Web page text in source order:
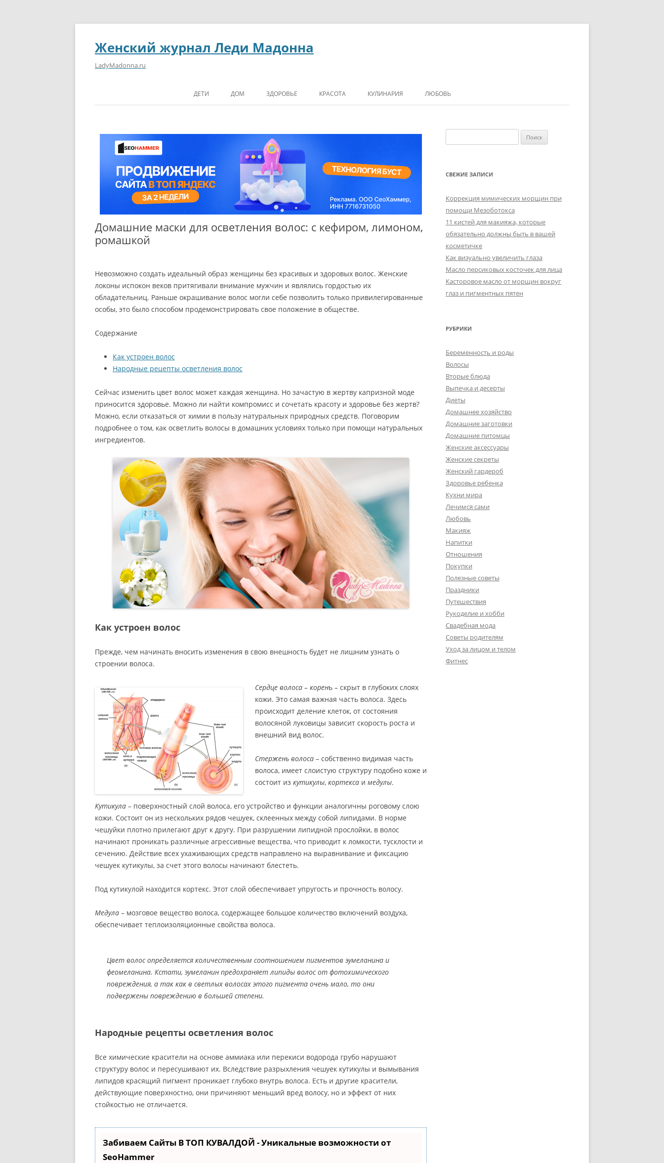
Женский журнал Леди Мадонна
LadyMadonna.ru
ДЕТИ ДОМ ЗДОРОВЬЕ КРАСОТА КУЛИНАРИЯ ЛЮБОВЬ
Домашние маски для осветления волос: с кефиром, лимоном,
ромашкой
Невозможно создать идеальный образ женщины без красивых и здоровых волос. Женские
локоны испокон веков притягивали внимание мужчин и являлись гордостью их
обладательниц. Раньше окрашивание волос могли себе позволить только привилегированные
особы, это было способом продемонстрировать свое положение в обществе.
Содержание
Как устроен волос
Народные рецепты осветления волос
Сейчас изменить цвет волос может каждая женщина. Но зачастую в жертву капризной моде
приносится здоровье. Можно ли найти компромисс и сочетать красоту и здоровье без жертв?
Можно, если отказаться от химии в пользу натуральных природных средств. Поговорим
подробнее о том, как осветлить волосы в домашних условиях только при помощи натуральных
ингредиентов.
Как устроен волос
Прежде, чем начинать вносить изменения в свою внешность будет не лишним узнать о
строении волоса.
Сердце волоса – корень – скрыт в глубоких слоях
кожи. Это самая важная часть волоса. Здесь
происходит деление клеток, от состояния
волосяной луковицы зависит скорость роста и
внешний вид волос.
Стержень волоса – собственно видимая часть
волоса, имеет слоистую структуру подобно коже и
состоит из кутикулы, кортекса и медулы.
Кутикула – поверхностный слой волоса, его устройство и функции аналогичны роговому слою
кожи. Состоит он из нескольких рядов чешуек, склеенных между собой липидами. В норме
чешуйки плотно прилегают друг к другу. При разрушении липидной прослойки, в волос
начинают проникать различные агрессивные вещества, что приводит к ломкости, тусклости и
сечению. Действие всех ухаживающих средств направлено на выравнивание и фиксацию
чешуек кутикулы, за счет этого волосы начинают блестеть.
Под кутикулой находится кортекс. Этот слой обеспечивает упругость и прочность волосу.
Медула – мозговое вещество волоса, содержащее большое количество включений воздуха,
обеспечивает теплоизоляционные свойства волоса.
Цвет волос определяется количественным соотношением пигментов эумеланина и
феомеланина. Кстати, эумеланин предохраняет липиды волос от фотохимического
повреждения, а так как в светлых волосах этого пигмента очень мало, то они
подвержены повреждению в большей степени.
Народные рецепты осветления волос
Все химические красители на основе аммиака или перекиси водорода грубо нарушают
структуру волос и пересушивают их. Вследствие разрыхления чешуек кутикулы и вымывания
липидов красящий пигмент проникает глубоко внутрь волоса. Есть и другие красители,
действующие поверхностно, они причиняют меньший вред волосу, но и эффект от них
стойкостью не отличается.
Забиваем Сайты В ТОП КУВАЛДОЙ - Уникальные возможности от
SeoHammer
СВЕЖИЕ ЗАПИСИ
Коррекция мимических морщин при
помощи Мезоботокса
11 кистей для макияжа, которые
обязательно должны быть в вашей
косметичке
Как визуально увеличить глаза
Масло персиковых косточек для лица
Касторовое масло от морщин вокруг
глаз и пигментных пятен
РУБРИКИ
Беременность и роды
Волосы
Вторые блюда
Выпечка и десерты
Диеты
Домашнее хозяйство
Домашние заготовки
Домашние питомцы
Женские аксессуары
Женские секреты
Женский гардероб
Здоровье ребенка
Кухни мира
Лечимся сами
Любовь
Макияж
Напитки
Отношения
Покупки
Полезные советы
Праздники
Путешествия
Рукоделие и хобби
Свадебная мода
Советы родителям
Уход за лицом и телом
Фитнес